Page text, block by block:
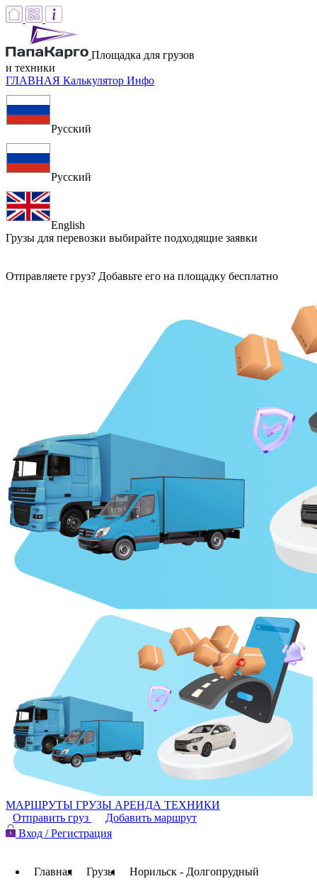
Площадка для грузов
и техники
ГЛАВНАЯ Калькулятор Инфо
Русский
Русский
English
Грузы для перевозки выбирайте подходящие заявки
Отправляете груз? Добавьте его на площадку бесплатно
МАРШРУТЫ ГРУЗЫ АРЕНДА ТЕХНИКИ
Отправить груз
Добавить маршрут
Вход / Регистрация
Главная Грузы Норильск - Долгопрудный